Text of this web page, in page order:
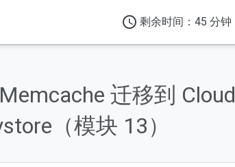
access_time 剩余时间：45 分钟
迁移到 Cloud
（模块 13）